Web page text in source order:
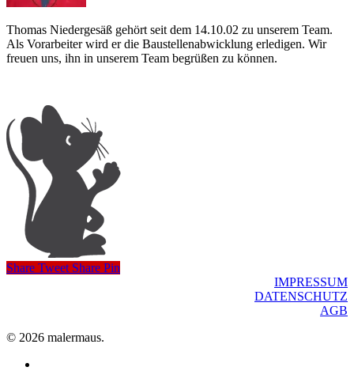
Thomas Niedergesäß gehört seit dem 14.10.02 zu unserem Team.
Als Vorarbeiter wird er die Baustellenabwicklung erledigen. Wir
freuen uns, ihn in unserem Team begrüßen zu können.
Share Tweet Share Pin
IMPRESSUM
DATENSCHUTZ
AGB
© 2026 malermaus.